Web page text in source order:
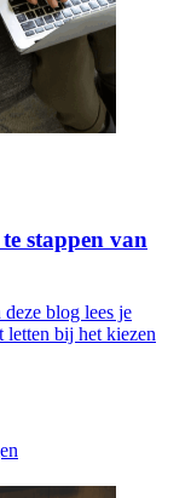
stappen van
blog lees je
letten bij het kiezen